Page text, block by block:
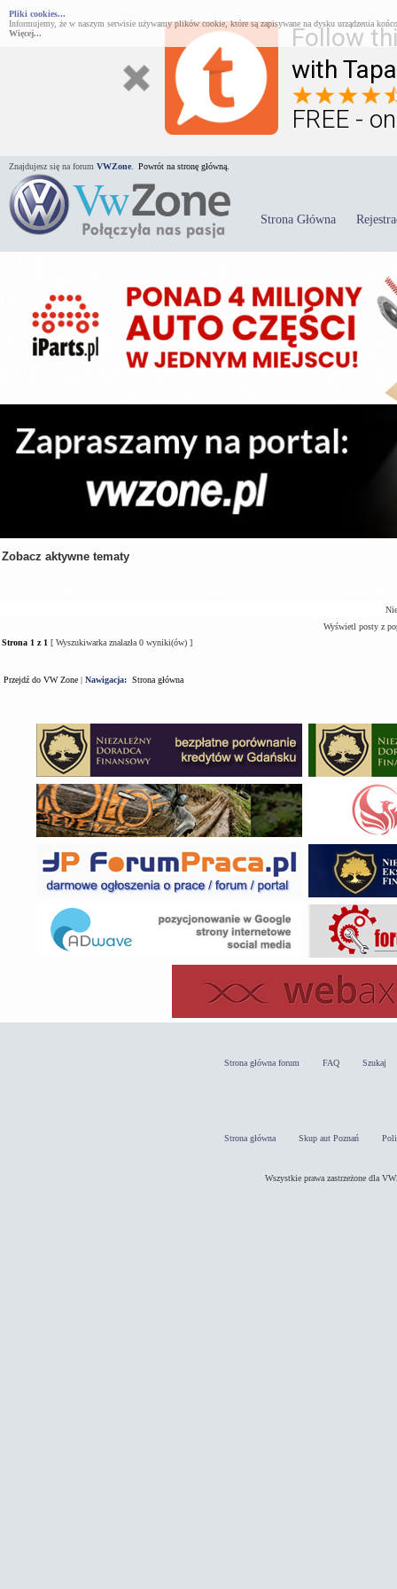
Follow
with
FREE -
Pliki cookies...
Informujemy, że w naszym serwisie używamy plików cookie, które są zapisywane na dysku urządzenia
Więcej...
Znajdujesz się na forum VWZone Powrót na stronę główną.
Strona Główna
Zobacz aktywne tematy
Wyświetl posty z
Strona 1 z 1 [ Wyszukiwarka znalazła 0 wyniki(ów) ]
Przejdź do VW Zone | Nawigacja: Strona główna
Strona główna forum FAQ Szukaj
Strona główna Skup aut Poznań
Wszystkie prawa zastrzeżone dla